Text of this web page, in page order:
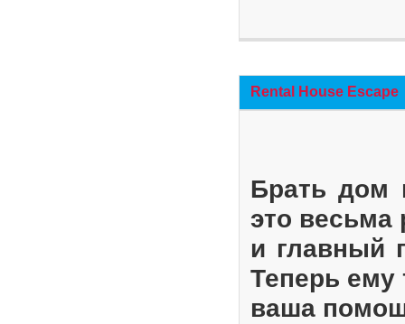
Rental House Escape
Брать дом
это весьма
и главный
Теперь ему
ваша